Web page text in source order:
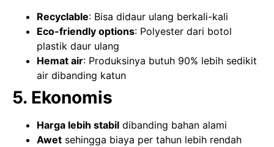
Recyclable: Bisa didaur ulang berkali-kali
Eco-friendly options: Polyester dari botol
plastik daur ulang
Hemat air: Produksinya butuh 90% lebih sedikit
air dibanding katun
5. Ekonomis
Harga lebih stabil dibanding bahan alami
Awet sehingga biaya per tahun lebih rendah